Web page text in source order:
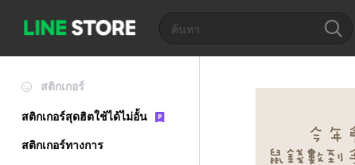
สติกเกอร์
สติกเกอร์สุดฮิตใช้ได้ไม่อั้น
สติกเกอร์ทางการ